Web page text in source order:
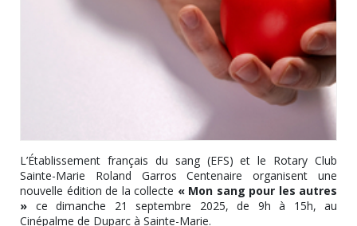
L’Établissement français du sang (EFS) et le Rotary Club
Sainte-Marie Roland Garros Centenaire organisent une
nouvelle édition de la collecte « Mon sang pour les autres
» ce dimanche 21 septembre 2025, de 9h à 15h, au
Cinépalme de Duparc à Sainte-Marie.